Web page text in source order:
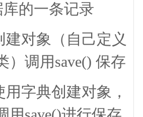
库的一条记录
建对象（自己定义
）调用save() 保存
用字典创建对象，